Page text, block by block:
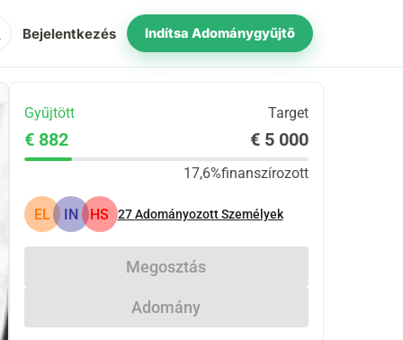
Bejelentkezés Indítsa Adománygyűjtő
Gyűjtött Target
€ 882 € 5 000
17,6%finanszírozott
EL IN HS 27Adományozott Személyek
Megosztás
Adomány